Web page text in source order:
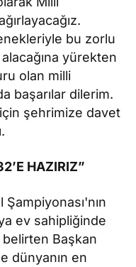
bu zorlu
yürekten
olan milli
başarılar dilerim.
şehrimize davet
HAZIRIZ”
Şampiyonası'nın
ev sahipliğinde
belirten Başkan
dünyanın en